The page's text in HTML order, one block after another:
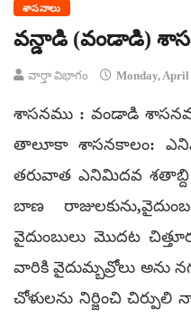
శాసనాలు
వన్డాడి (వండాడి)
వార్తా విభాగం Monday, April
శాసనము : వండాడి
తాలూకా శాసనకాలం:
తరువాత ఎనిమిదవ
బాణ
వైదుంబులు మొదట
వారికి వైదుమ్బవ్రోలు
చోళులను నిర్జించి చిర్పులి